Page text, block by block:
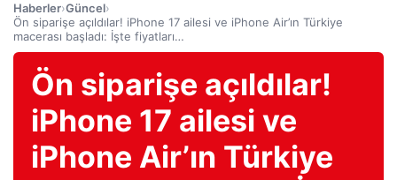
Haberler›Güncel›
Ön siparişe açıldılar! iPhone 17 ailesi ve iPhone Air’ın Türkiye
macerası başladı: İşte fiyatları…
Ön siparişe açıldılar!
iPhone 17 ailesi ve
iPhone Air’ın Türkiye